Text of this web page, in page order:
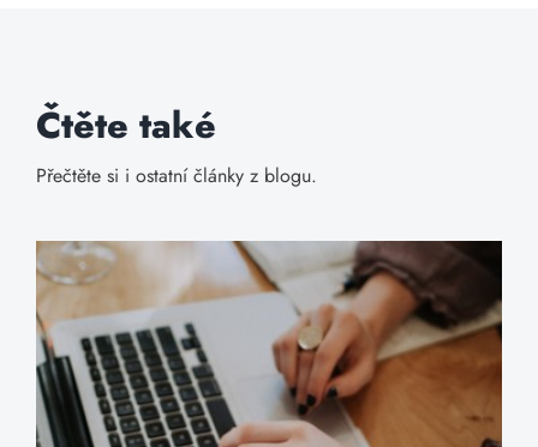
Čtěte také
Přečtěte si i ostatní články z blogu.